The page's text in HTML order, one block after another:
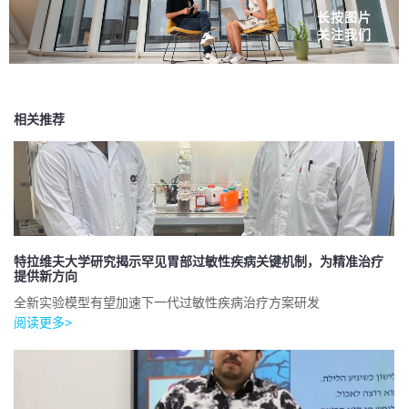
长按图片
关注我们
相关推荐
特拉维夫大学研究揭示罕见胃部过敏性疾病关键机制，为精准治疗
提供新方向
全新实验模型有望加速下一代过敏性疾病治疗方案研发
阅读更多>